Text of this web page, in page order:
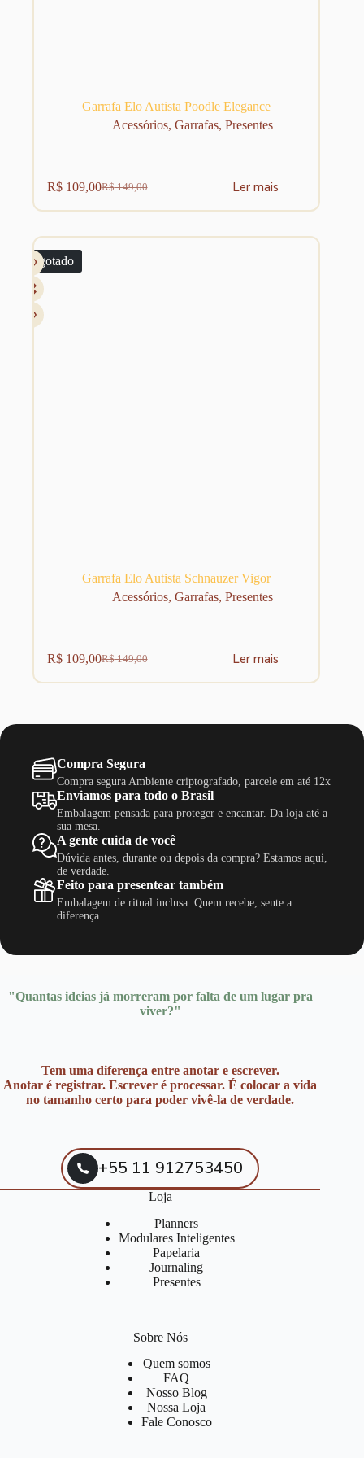
Garrafa Elo Autista Poodle Elegance
Acessórios,Garrafas,Presentes
R$149,00
O
preço
era:
R$109,00O
preço
é:
Ler mais
Esgotado
Garrafa Elo Autista Schnauzer Vigor
Acessórios,Garrafas,Presentes
R$149,00
O
preço
R$ 149,00.
R$109,00O
preço
R$ 109,00.
Ler mais
Compra Segura
Compra segura Ambiente criptografado, parcele em até 12x
Enviamos para todo o Brasil
Embalagem pensada para proteger e encantar. Da loja até a
sua mesa.
A gente cuida de você
Dúvida antes, durante ou depois da compra? Estamos aqui,
de verdade.
Feito para presentear também
Embalagem de ritual inclusa. Quem recebe, sente a
diferença.
"Quantas ideias já morreram por falta de um lugar pra
viver?"
Tem uma diferença entre anotar e escrever.
Anotar é registrar. Escrever é processar. É colocar a vida
no tamanho certo para poder vivê-la de verdade.
+55 11 912753450
Loja
Planners
Modulares Inteligentes
Papelaria
Journaling
Presentes
Sobre Nós
Quem somos
FAQ
Nosso Blog
Nossa Loja
Fale Conosco